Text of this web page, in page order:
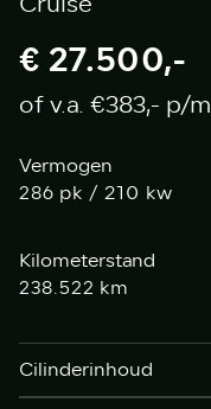
€ 27.500,-
of v.a. €383,- p/m
Vermogen
286 pk / 210 kw
Kilometerstand
238.522 km
Cilinderinhoud